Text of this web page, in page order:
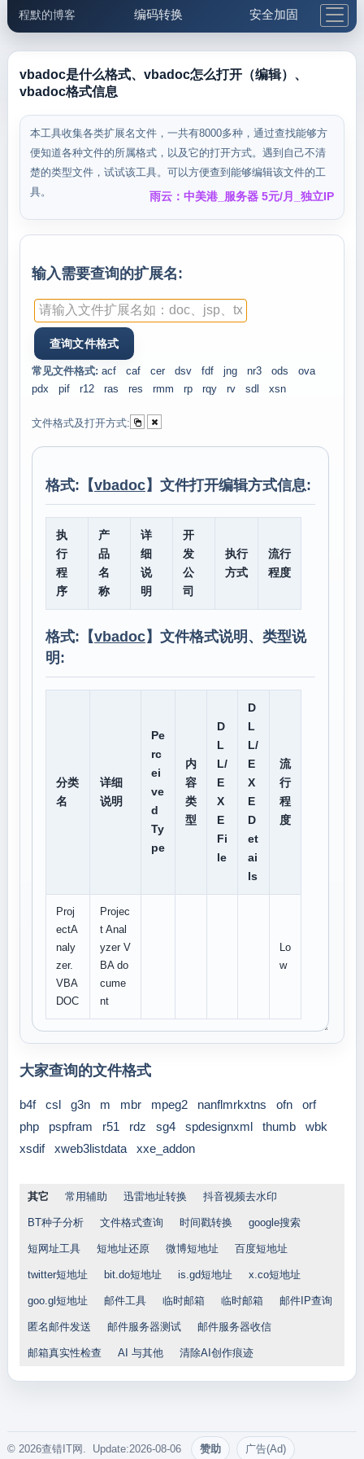
程默的博客 编码转换 安全加固
邮件工具 生活便民 更多工具
vbadoc是什么格式、vbadoc怎么打开（编辑）、
vbadoc格式信息
本工具收集各类扩展名文件，一共有8000多种，通过查找能够方
便知道各种文件的所属格式，以及它的打开方式。遇到自己不清
楚的类型文件，试试该工具。可以方便查到能够编辑该文件的工
具。
雨云：中美港_服务器 5元/月_独立IP
输入需要查询的扩展名:
常见文件格式: acf caf cer dsv fdf jng nr3 ods
ova
pdx
pif r12 ras res rmm rp rqy rv sdl xsn
文件格式及打开方式:
格式:【vbadoc】文件打开编辑方式信息:
执
行
程
序
产
品
名
称
详
细
说
明
开
发
公
司
执行
方式
流行
程度
格式:【vbadoc】文件格式说明、类型说
明:
分类
名
详细
说明
Pe
rc
ei
ve
d
Ty
pe
内
容
类
型
D
L
L/
E
X
E
Fi
le
D
L
L/
E
X
E
D
et
ai
ls
流
行
程
度
Proj
ectA
naly
zer.
VBA
DOC
Projec
t Anal
yzer V
BA do
cume
nt
Lo
w
大家查询的文件格式
b4f csl g3n m mbr mpeg2 nanflmrkxtns ofn
orf
php
pspfram r51 rdz sg4 spdesignxml thumb
wbk
xsdif
xweb3listdata xxe_addon
其它 常用辅助 迅雷地址转换 抖音视频去水印
BT种子分析 文件格式查询 时间戳转换 google搜索
短网址工具 短地址还原 微博短地址 百度短地址
twitter短地址 bit.do短地址 is.gd短地址 x.co短地址
goo.gl短地址 邮件工具 临时邮箱 临时邮箱 邮件IP查询
匿名邮件发送 邮件服务器测试 邮件服务器收信
邮箱真实性检查 AI 与其他 清除AI创作痕迹
© 2026查错IT网. Update:2026-08-06 赞助 广告(Ad)